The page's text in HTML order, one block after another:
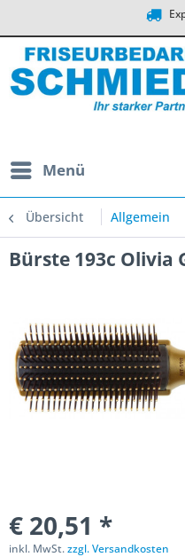
Menü
Übersicht Allgemein
Bürste 193c Olivia
€ 20,51 *
inkl. MwSt.zzgl. Versandkosten